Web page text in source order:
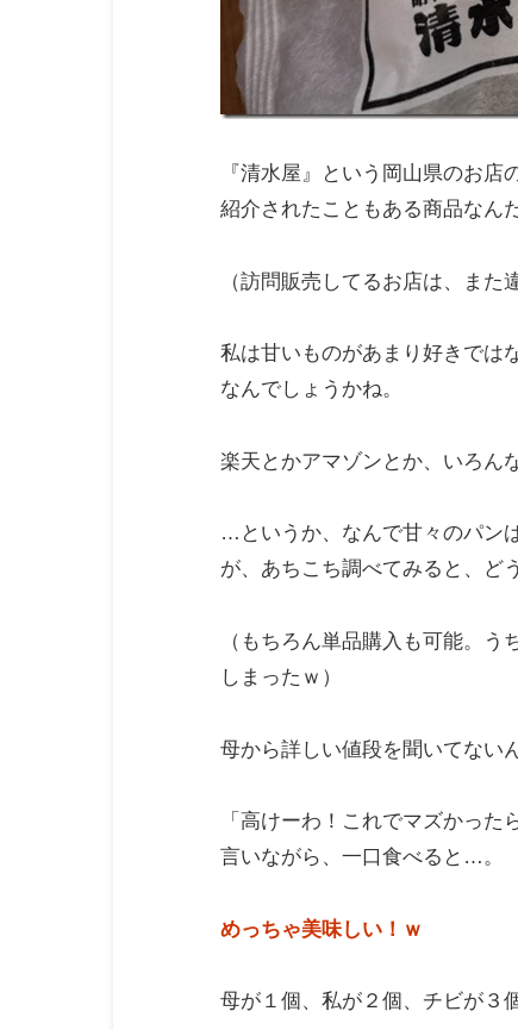
『清水屋』という岡山県のお
紹介されたこともある商品なん
（訪問販売してるお店は、また
私は甘いものがあまり好きでは
なんでしょうかね。
楽天とかアマゾンとか、いろん
…というか、なんで甘々のパン
が、あちこち調べてみると、ど
（もちろん単品購入も可能。
しまったｗ）
母から詳しい値段を聞いてない
「高けーわ！これでマズかっ
言いながら、一口食べると…。
めっちゃ美味しい！ｗ
母が１個、私が２個、チビが３